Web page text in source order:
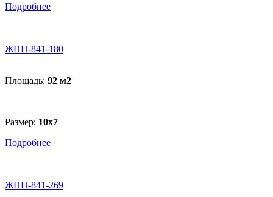
Подробнее
ЖНП-841-180
Площадь: 92 м2
Размер: 10х7
Подробнее
ЖНП-841-269